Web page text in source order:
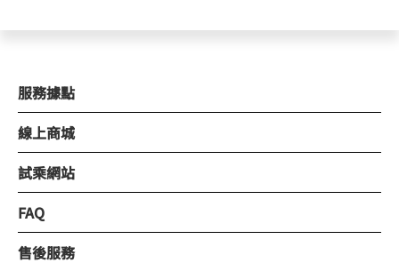
服務據點
線上商城
試乘網站
FAQ
售後服務